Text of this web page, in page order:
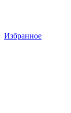
Избранное